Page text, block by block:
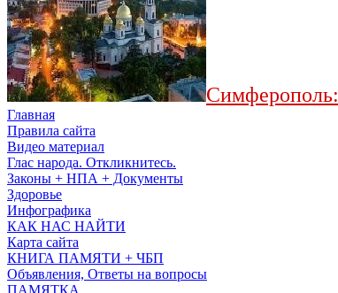
Симферополь:
Главная
Правила сайта
Видео материал
Глас народа. Откликнитесь.
Законы + НПА + Документы
Здоровье
Инфографика
КАК НАС НАЙТИ
Карта сайта
КНИГА ПАМЯТИ + ЧБП
Объявления, Ответы на вопросы
ПАМЯТКА